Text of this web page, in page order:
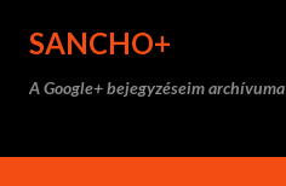
SANCHO+
A Google+ bejegyzéseim archívuma